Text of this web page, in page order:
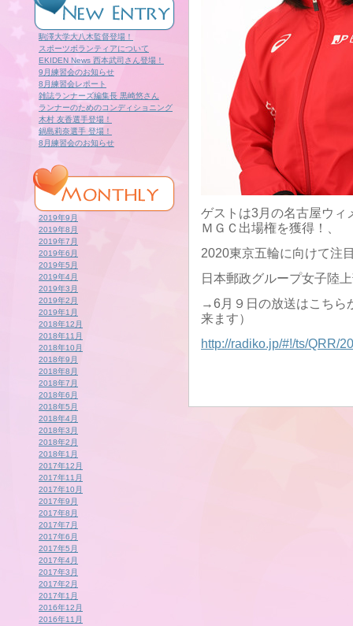
駒澤大学大八木監督登場！
スポーツボランティアについて
EKIDEN News 西本武司さん登場！
9月練習会のお知らせ
8月練習会レポート
雑誌ランナーズ編集長 黒崎悠さん
ランナーのためのコンディショニング
木村 友香選手登場！
鍋島莉奈選手 登場！
8月練習会のお知らせ
2019年9月
2019年8月
2019年7月
2019年6月
2019年5月
2019年4月
2019年3月
2019年2月
2019年1月
2018年12月
2018年11月
2018年10月
2018年9月
2018年8月
2018年7月
2018年6月
2018年5月
2018年4月
2018年3月
2018年2月
2018年1月
2017年12月
2017年11月
2017年10月
2017年9月
2017年8月
2017年7月
2017年6月
2017年5月
2017年4月
2017年3月
2017年2月
2017年1月
2016年12月
2016年11月
ゲストは3月の名古屋ウィ
ＭＧＣ出場権を獲得！、
2020東京五輪に向けて注
日本郵政グループ女子陸
→6月９日の放送はこちら
来ます）
http://radiko.jp/#!/ts/QRR/